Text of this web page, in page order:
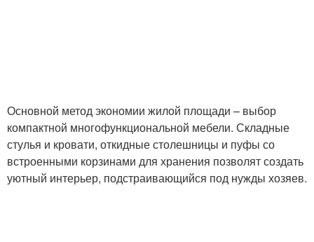
Основной метод экономии жилой площади – выбор
компактной многофункциональной мебели. Складные
стулья и кровати, откидные столешницы и пуфы со
встроенными корзинами для хранения позволят создать
уютный интерьер, подстраивающийся под нужды хозяев.